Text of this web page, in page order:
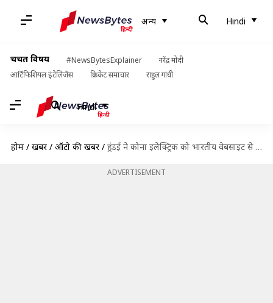
अन्य Hindi
चर्चित विषय #NewsBytesExplainer
नरेंद्र मोदी
आर्टिफिशियल इंटेलिजेंस
क्रिकेट समाचार राहुल गांधी
Hindi
होम / खबरें / ऑटो की खबरें / हुंडई ने कोना इलेक्ट्रिक को भारतीय वेबसाइट से हटाया, जानिए क्या है कारण
ADVERTISEMENT